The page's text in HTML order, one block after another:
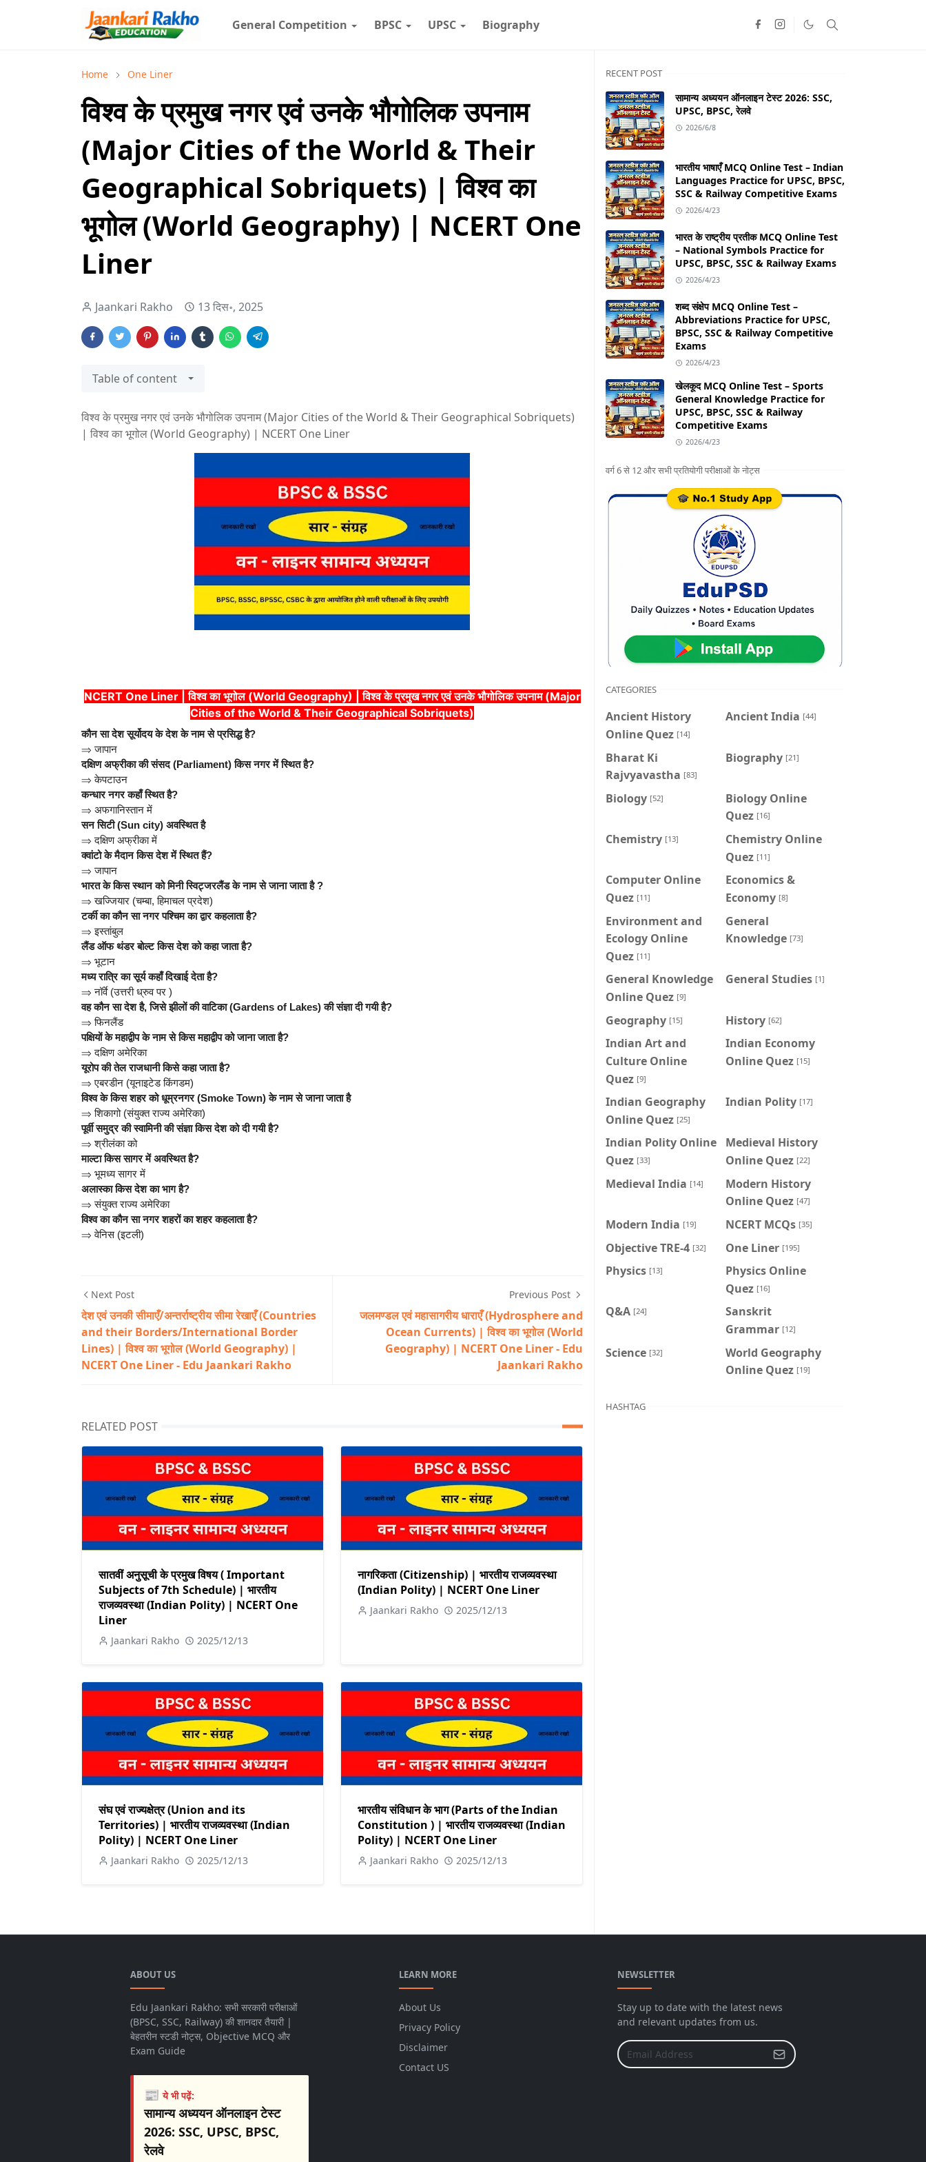
General Competition BPSC UPSC Biography
Home One Liner
विश्व के प्रमुख नगर एवं उनके भौगोलिक उपनाम
(Major Cities of the World & Their
Geographical Sobriquets) | विश्व का
भूगोल (World Geography) | NCERT One
Liner
Jaankari Rakho 13 दिस॰, 2025
Table of content
विश्व के प्रमुख नगर एवं उनके भौगोलिक उपनाम (Major Cities of the World & Their Geographical Sobriquets)
| विश्व का भूगोल (World Geography) | NCERT One Liner
NCERT One Liner | विश्व का भूगोल (World Geography) | विश्व के प्रमुख नगर एवं उनके भौगोलिक उपनाम (Major
Cities of the World & Their Geographical Sobriquets)
कौन सा देश सूर्योदय के देश के नाम से प्रसिद्ध है?
⇒जापान
दक्षिण अफ्रीका की संसद (Parliament) किस नगर में स्थित है?
⇒केपटाउन
कन्धार नगर कहाँ स्थित है?
⇒ अफगानिस्तान में
सन सिटी (Sun city) अवस्थित है
⇒दक्षिण अफ्रीका में
क्वांटो के मैदान किस देश में स्थित हैं?
⇒जापान
भारत के किस स्थान को मिनी स्विट्जरलैंड के नाम से जाना जाता है ?
⇒ खज्जियार (चम्बा, हिमाचल प्रदेश)
टर्की का कौन सा नगर पश्चिम का द्वार कहलाता है?
⇒इस्तांबुल
लैंड ऑफ थंडर बोल्ट किस देश को कहा जाता है?
⇒ भूटान
मध्य रात्रि का सूर्य कहाँ दिखाई देता है?
⇒नॉर्वे (उत्तरी ध्रुव पर )
वह कौन सा देश है, जिसे झीलों की वाटिका (Gardens of Lakes) की संज्ञा दी गयी है?
⇒ फिनलैंड
पक्षियों के महाद्वीप के नाम से किस महाद्वीप को जाना जाता है?
⇒दक्षिण अमेरिका
यूरोप की तेल राजधानी किसे कहा जाता है?
⇒ एबरडीन (यूनाइटेड किंगडम)
विश्व के किस शहर को धूम्रनगर (Smoke Town) के नाम से जाना जाता है
⇒ शिकागो (संयुक्त राज्य अमेरिका)
पूर्वी समुद्र की स्वामिनी की संज्ञा किस देश को दी गयी है?
⇒श्रीलंका को
माल्टा किस सागर में अवस्थित है?
⇒ भूमध्य सागर में
अलास्का किस देश का भाग है?
⇒ संयुक्त राज्य अमेरिका
विश्व का कौन सा नगर शहरों का शहर कहलाता है?
⇒वेनिस (इटली)
Next Post
देश एवं उनकी सीमाएँ/अन्तर्राष्ट्रीय सीमा रेखाएँ (Countries
and their Borders/International Border
Lines) | विश्व का भूगोल (World Geography) |
NCERT One Liner - Edu Jaankari Rakho
Previous Post
जलमण्डल एवं महासागरीय धाराएँ (Hydrosphere and
Ocean Currents) | विश्व का भूगोल (World
Geography) | NCERT One Liner - Edu
Jaankari Rakho
RELATED POST
सातवीं अनुसूची के प्रमुख विषय ( Important
Subjects of 7th Schedule) | भारतीय
राजव्यवस्था (Indian Polity) | NCERT One
Liner
Jaankari Rakho 2025/12/13
नागरिकता (Citizenship) | भारतीय राजव्यवस्था
(Indian Polity) | NCERT One Liner
Jaankari Rakho 2025/12/13
संघ एवं राज्यक्षेत्र (Union and its
Territories) | भारतीय राजव्यवस्था (Indian
Polity) | NCERT One Liner
Jaankari Rakho 2025/12/13
भारतीय संविधान के भाग (Parts of the Indian
Constitution ) | भारतीय राजव्यवस्था (Indian
Polity) | NCERT One Liner
Jaankari Rakho 2025/12/13
RECENT POST
सामान्य अध्ययन ऑनलाइन टेस्ट 2026: SSC,
UPSC, BPSC, रेलवे
2026/6/8
भारतीय भाषाएँ MCQ Online Test – Indian
Languages Practice for UPSC, BPSC,
SSC & Railway Competitive Exams
2026/4/23
भारत के राष्ट्रीय प्रतीक MCQ Online Test
– National Symbols Practice for
UPSC, BPSC, SSC & Railway Exams
2026/4/23
शब्द संक्षेप MCQ Online Test –
Abbreviations Practice for UPSC,
BPSC, SSC & Railway Competitive
Exams
2026/4/23
खेलकूद MCQ Online Test – Sports
General Knowledge Practice for
UPSC, BPSC, SSC & Railway
Competitive Exams
2026/4/23
वर्ग 6 से 12 और सभी प्रतियोगी परीक्षाओं के नोट्स
CATEGORIES
Ancient History
Online Quez [14]
Ancient India [44]
Bharat Ki
Rajvyavastha [83]
Biography [21]
Biology [52]
Biology Online
Quez [16]
Chemistry [13]
Chemistry Online
Quez [11]
Computer Online
Quez [11]
Economics &
Economy [8]
Environment and
Ecology Online
Quez [11]
General
Knowledge [73]
General Knowledge
Online Quez [9]
General Studies [1]
Geography [15] History [62]
Indian Art and
Culture Online
Quez [9]
Indian Economy
Online Quez [15]
Indian Geography
Online Quez [25]
Indian Polity [17]
Indian Polity Online
Quez [33]
Medieval History
Online Quez [22]
Medieval India [14]
Modern History
Online Quez [47]
Modern India [19] NCERT MCQs [35]
Objective TRE-4 [32] One Liner [195]
Physics [13]
Physics Online
Quez [16]
Q&A [24]
Sanskrit
Grammar [12]
Science [32]
World Geography
Online Quez [19]
HASHTAG
ABOUT US
Edu Jaankari Rakho: सभी सरकारी परीक्षाओं
(BPSC, SSC, Railway) की शानदार तैयारी |
बेहतरीन स्टडी नोट्स, Objective MCQ और
Exam Guide
📰ये भी पढ़ें:
सामान्य अध्ययन ऑनलाइन टेस्ट
2026: SSC, UPSC, BPSC,
रेलवे
LEARN MORE
About Us
Privacy Policy
Disclaimer
Contact US
NEWSLETTER
Stay up to date with the latest news
and relevant updates from us.